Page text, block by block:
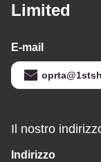
Limited
E-mail
Il nostro
Indirizzo